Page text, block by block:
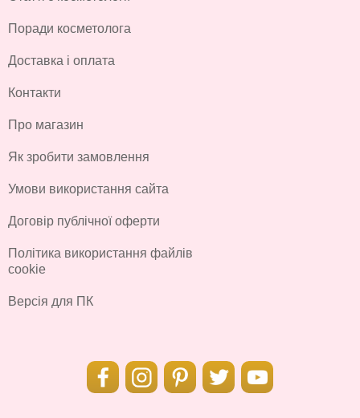
Поради косметолога
Доставка і оплата
Контакти
Про магазин
Як зробити замовлення
Умови використання сайта
Договір публічної оферти
Політика використання файлів
cookie
Версія для ПК